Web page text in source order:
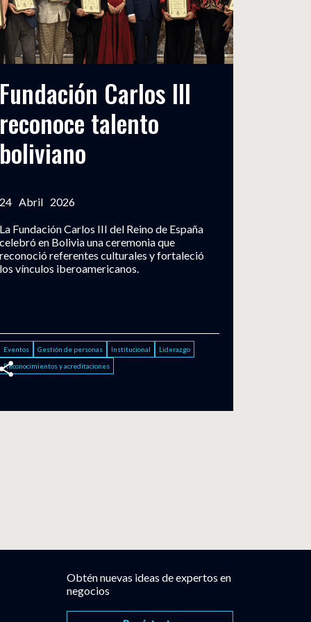
Carlos III
talento
Abril 2026
Fundación Carlos III del Reino de España
en Bolivia una ceremonia que
referentes culturales y fortaleció
vínculos iberoamericanos.
Eventos Gestión de personas Institucional
Liderazgo
Reconocimientos y acreditaciones
Obtén nuevas ideas de expertos en
negocios